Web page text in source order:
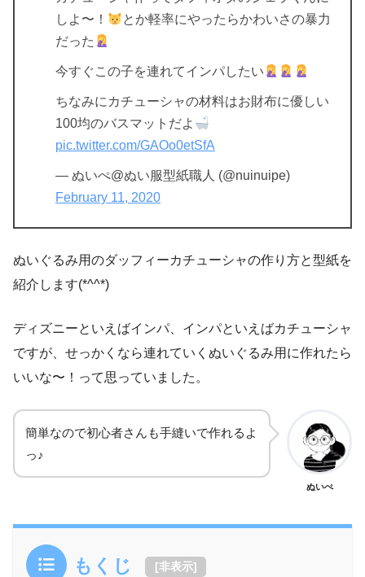
しよ〜！
とか軽率にやったらかわいさの暴力
だった
今すぐこの子を連れてインパしたい
ちなみにカチューシャの材料はお財布に優しい
100均のバスマットだよ
pic.twitter.com/GAOo0etSfA
— ぬいぺ@ぬい服型紙職人 (@nuinuipe)
February 11, 2020
ぬいぐるみ用のダッフィーカチューシャの作り方と型紙を
紹介します(*^^*)
ディズニーといえばインパ、インパといえばカチューシャ
ですが、せっかくなら連れていくぬいぐるみ用に作れたら
いいな〜！って思っていました。
簡単なので初心者さんも手縫いで作れるよ
っ♪
ぬいぺ
もくじ [非表示]